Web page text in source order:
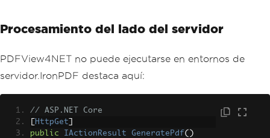
Procesamiento del lado del servidor
PDFView4NET no puede ejecutarse en entornos de
servidor.IronPDF destaca aquí:
// ASP.NET Core
HttpGet
public
IActionResult GeneratePdf()